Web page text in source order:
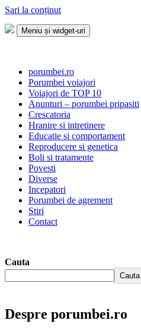
Sari la conținut
Meniu și widget-uri
porumbei.ro
Porumbei voiajori
Voiajori de TOP 10
Anunturi – porumbei pripasiti
Crescatoria
Hranire si intretinere
Educatie si comportament
Reproducere si genetica
Boli si tratamente
Povesti
Diverse
Incepatori
Porumbei de agrement
Stiri
Contact
Cauta
Cauta
Despre porumbei.ro